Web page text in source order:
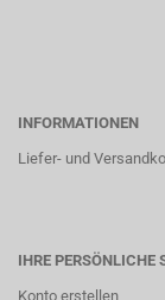
INFORMATIONEN
Liefer- und
IHRE PERSÖNLICHE
Konto erstellen